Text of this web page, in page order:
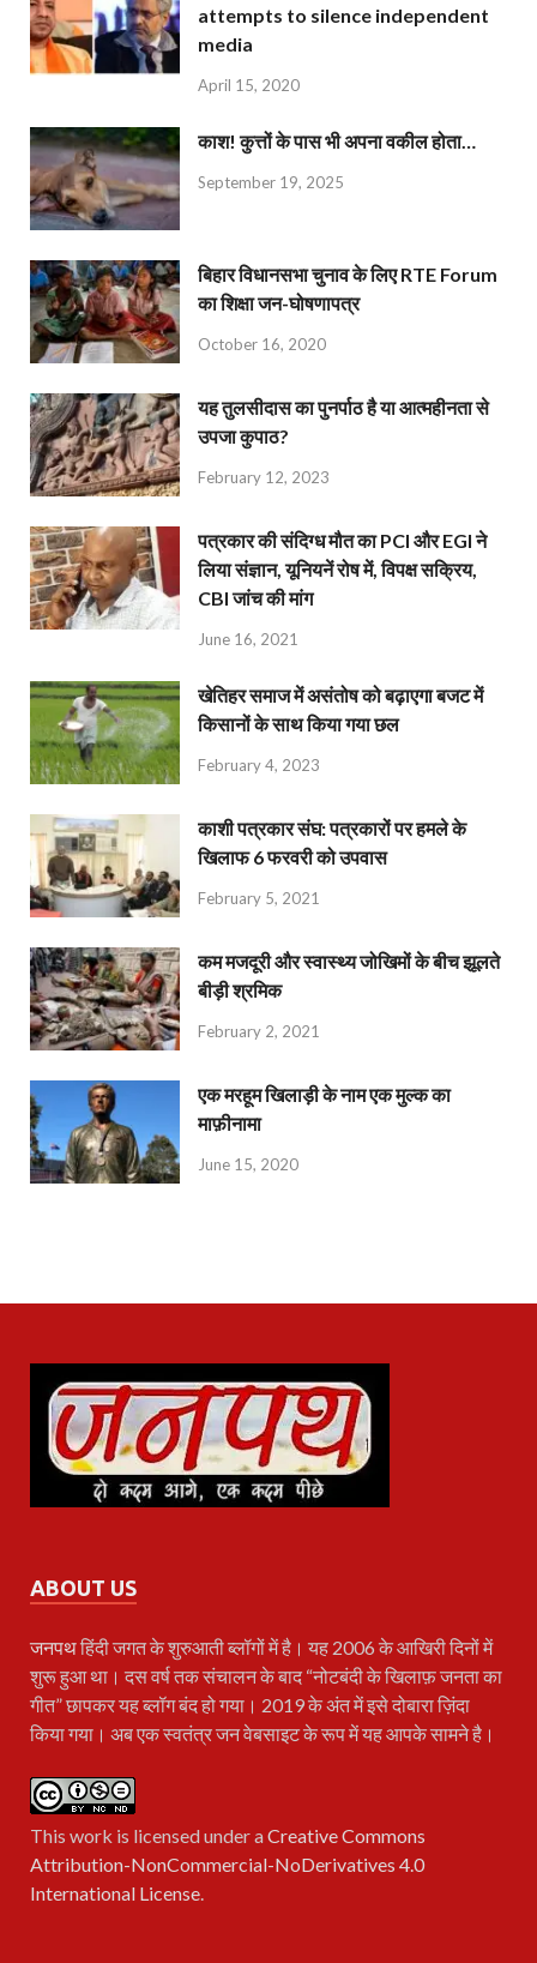
attempts to silence independent
media
April 15, 2020
काश! कुत्तों के पास भी अपना वकील होता…
September 19, 2025
बिहार विधानसभा चुनाव के लिए RTE Forum
का शिक्षा जन-घोषणापत्र
October 16, 2020
यह तुलसीदास का पुनर्पाठ है या आत्महीनता से
उपजा कुपाठ?
February 12, 2023
पत्रकार की संदिग्ध मौत का PCI और EGI ने
लिया संज्ञान, यूनियनें रोष में, विपक्ष सक्रिय,
CBI जांच की मांग
June 16, 2021
खेतिहर समाज में असंतोष को बढ़ाएगा बजट में
किसानों के साथ किया गया छल
February 4, 2023
काशी पत्रकार संघ: पत्रकारों पर हमले के
खिलाफ 6 फरवरी को उपवास
February 5, 2021
कम मजदूरी और स्वास्थ्य जोखिमों के बीच झूलते
बीड़ी श्रमिक
February 2, 2021
एक मरहूम खिलाड़ी के नाम एक मुल्क का
माफ़ीनामा
June 15, 2020
ABOUT US
जनपथहिंदी जगत के शुरुआती ब्लॉगों में है। यह 2006 के आखिरी दिनों में
शुरू हुआ था। दस वर्ष तक संचालन के बाद “नोटबंदी के खिलाफ़ जनता का
गीत” छापकर यह ब्लॉग बंद हो गया। 2019 के अंत में इसे दोबारा ज़िंदा
किया गया। अब एक स्वतंत्र जन वेबसाइट के रूप में यह आपके सामने है।
This work is licensed under aCreative Commons
Attribution-NonCommercial-NoDerivatives 4.0
International License.